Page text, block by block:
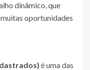
dinâmico, que
oportunidades
é uma das